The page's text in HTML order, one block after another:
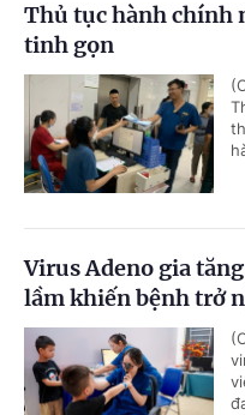
Thủ tục hành chính
tinh gọn
Virus Adeno gia
lầm khiến bệnh trở